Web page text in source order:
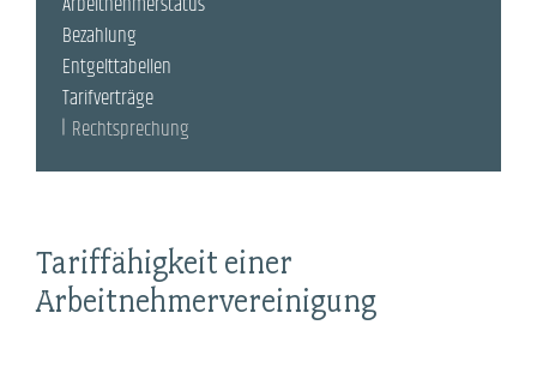
Tariffähigkeit einer
Arbeitnehmervereinigung
Bezahlung
Entgelttabellen
Tarifverträge
Rechtsprechung